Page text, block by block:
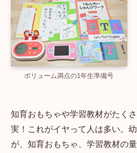
ボリューム満点の1年生準備号
知育おもちゃや学習教材がたく
実！これがイヤって人は多い。
が、 知育おもちゃ、学習教材の